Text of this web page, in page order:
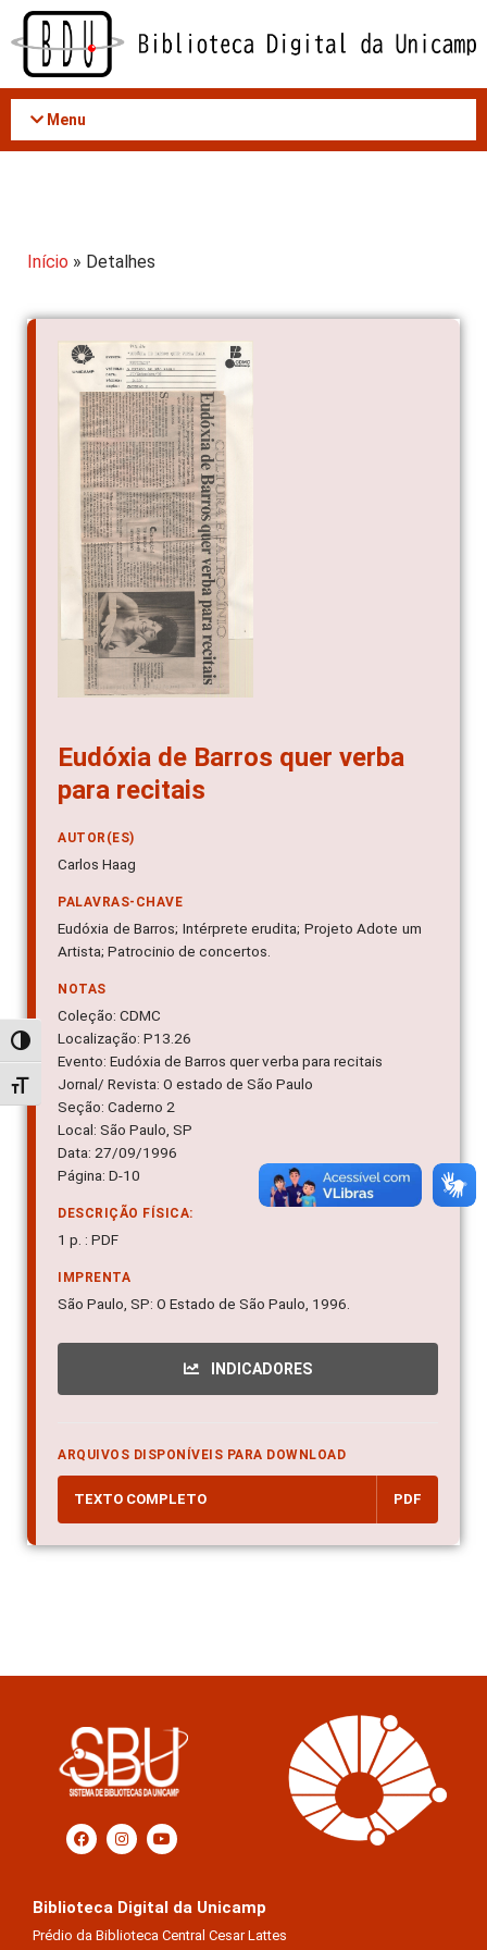
Acessar
conteúdo
Alternar alto contraste
Alternar tamanho da fonte
Menu
Início » Detalhes
Eudóxia de Barros quer verba
para recitais
AUTOR(ES)
Carlos Haag
PALAVRAS-CHAVE
Eudóxia de Barros; Intérprete erudita; Projeto Adote um
Artista; Patrocinio de concertos.
NOTAS
Coleção: CDMC
Localização: P13.26
Evento: Eudóxia de Barros quer verba para recitais
Jornal/ Revista: O estado de São Paulo
Seção: Caderno 2
Local: São Paulo, SP
Data: 27/09/1996
Página: D-10
DESCRIÇÃO FÍSICA:
1 p. : PDF
IMPRENTA
São Paulo, SP: O Estado de São Paulo, 1996.
INDICADORES
ARQUIVOS DISPONÍVEIS PARA DOWNLOAD
TEXTO COMPLETO PDF
Biblioteca Digital da Unicamp
Prédio da Biblioteca Central Cesar Lattes